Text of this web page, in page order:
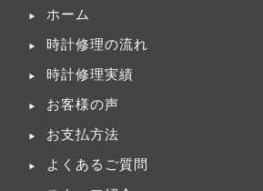
ホーム
時計修理の流れ
時計修理実績
お客様の声
お支払方法
よくあるご質問